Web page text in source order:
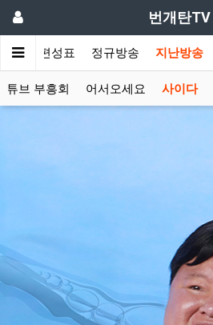
번개탄TV
주간 편성표 정규방송 지난방송
튜브 부흥회 어서오세요 사이다